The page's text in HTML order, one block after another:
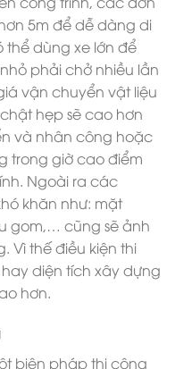
5m để dễ dàng di
thể dùng xe lớn để
phải chở nhiều lần
vận chuyển vật liệu
hẹp sẽ cao hơn
và nhân công hoặc
trong giờ cao điểm
Ngoài ra các
khăn như: mặt
gom,… cũng sẽ ảnh
Vì thế điều kiện thi
diện tích xây dựng
hơn.
biện pháp thi công